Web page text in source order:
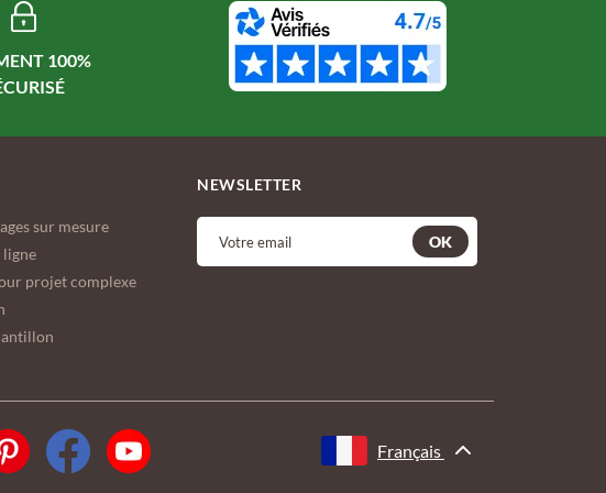
100%
SÉCURISÉ
sur mesure
ligne
projet complexe
NEWSLETTER
OK
Français